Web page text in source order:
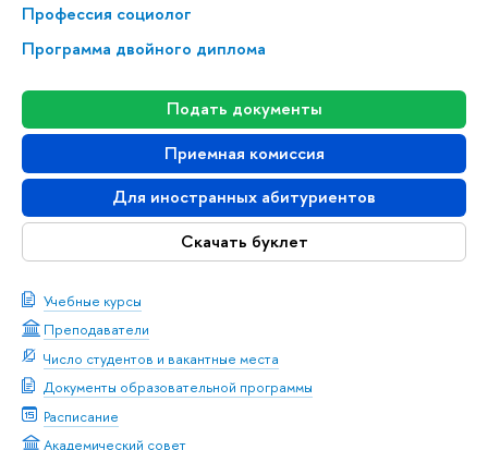
Профессия социолог
Программа двойного диплома
Подать документы
Приемная комиссия
Для иностранных абитуриентов
Скачать буклет
Учебные курсы
Преподаватели
Число студентов и вакантные места
Документы образовательной программы
Расписание
Академический совет